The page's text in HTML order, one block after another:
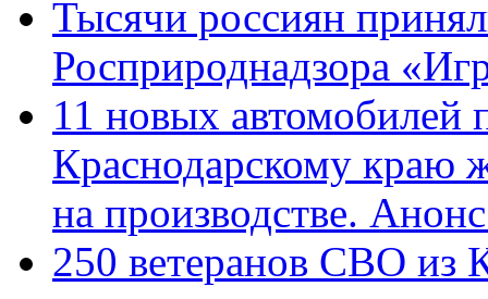
Тысячи россиян
Росприроднадзора
11 новых автомобилей
Краснодарскому краю
на производстве.
250 ветеранов СВО из